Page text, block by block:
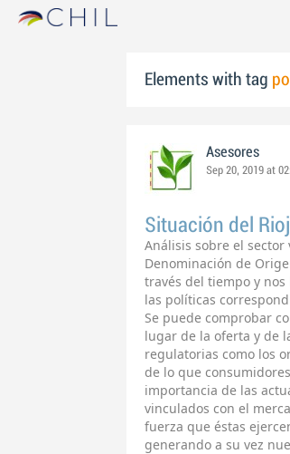
Elements with tag
Asesores
Sep 20, 2019 at
Situación del
Análisis sobre el
Denominación de
través del tiempo y
las políticas
Se puede comprobar
lugar de la oferta y de
regulatorias como los
de lo que
importancia de las
vinculados con el
fuerza que éstas
generando a su vez